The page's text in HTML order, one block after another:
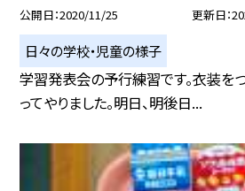
公開日 2020/11/25 更新日
日々の学校・児童の様子
学習発表会の予行練習です。衣装を
ってやりました。明日、明後日...